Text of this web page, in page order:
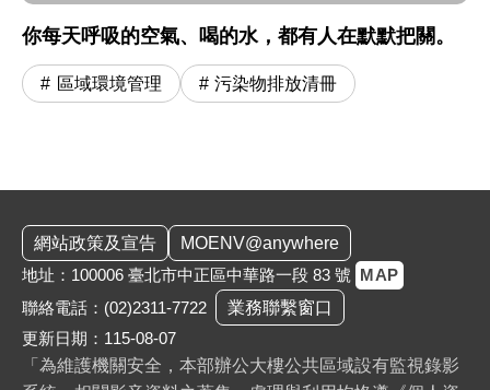
你每天呼吸的空氣、喝的水，都有人在默默把關。
區域環境管理 污染物排放清冊
網站政策及宣告
MOENV@anywhere
地址：100006 臺北市中正區中華路一段 83 號 MAP
聯絡電話： (02)2311-7722
業務聯繫窗口
更新日期：115-08-07
「為維護機關安全，本部辦公大樓公共區域設有監視錄影